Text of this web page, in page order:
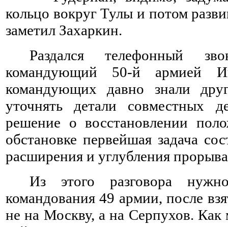
кольцо вокруг Тулы и потом
заметил Захаркин.
Раздался телефонный
командующий 50-й армией
командующих давно знали
уточнять детали совместных
решение о восстановлении
обстановке первейшая задача
расширения и углубления
Из этого разговора
командования 49 армии, после
не на Москву, а на Серпухов.